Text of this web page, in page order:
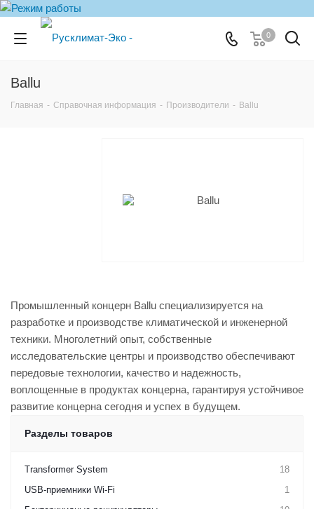
0
Ballu
Главная - Справочная информация - Производители - Ballu
Промышленный концерн Ballu специализируется на
разработке и производстве климатической и инженерной
техники. Многолетний опыт, собственные
исследовательские центры и производство обеспечивают
передовые технологии, качество и надежность,
воплощенные в продуктах концерна, гарантируя устойчивое
развитие концерна сегодня и успех в будущем.
Разделы товаров
Transformer System
18
USB-приемники Wi-Fi
1